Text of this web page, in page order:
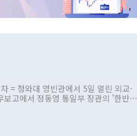
= 청와대 영빈관에서 5일 열린 외교·
고에서 정동영 통일부 장관의 '한반도
은 사안을 정책으로 추진하겠다고 공